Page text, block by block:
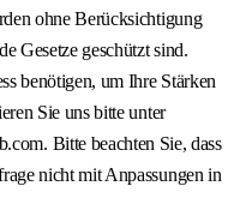
ohne Berücksichtigung
Gesetze geschützt sind.
benötigen, um Ihre Stärken
Sie uns bitte unter
Bitte beachten Sie, dass
nicht mit Anpassungen in